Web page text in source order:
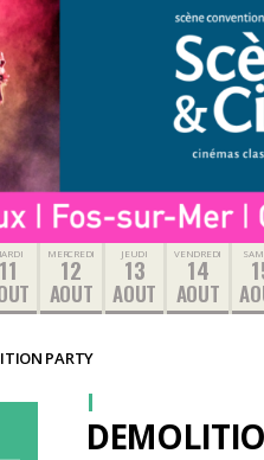
11 MERCREDI
12
AOUT
JEUDI
13
AOUT
VENDREDI
14
AOUT
PARTY